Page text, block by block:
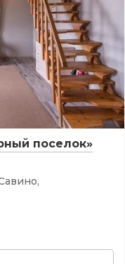
поселок»